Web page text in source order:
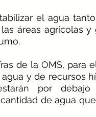
el agua
áreas agrícolas
de la OMS, para
y de recursos
por
de agua